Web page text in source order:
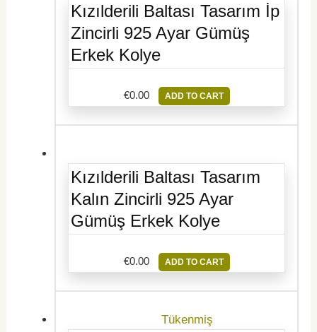
Kızılderili Baltası Tasarım İp
Zincirli 925 Ayar Gümüş
Erkek Kolye
€0.00 ADD TO CART
Kızılderili Baltası Tasarım
Kalın Zincirli 925 Ayar
Gümüş Erkek Kolye
€0.00 ADD TO CART
Tükenmiş